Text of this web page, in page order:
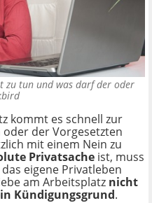
zu tun und was darf der oder
kommt es schnell zur
der Vorgesetzten
mit einem Nein zu
Privatsache ist, muss
eigene Privatleben
am Arbeitsplatz nicht
Kündigungsgrund.